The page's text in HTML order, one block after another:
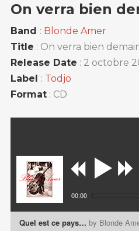
On verra bien
Band : Blonde Amer
Title : On verra bien
Release Date : 2 octobre
Label : Todjo
Format: CD
00:00
Quel est ce pays… by Blonde